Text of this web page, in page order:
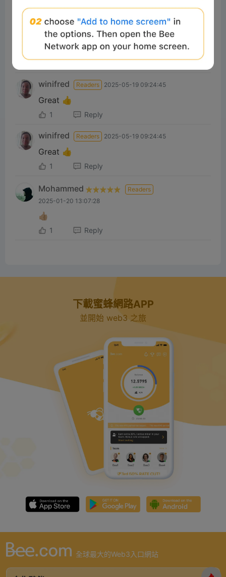
#sonnax Readers 2025-01-01 15:07:57
Good
1 Reply
winifred Readers 2025-05-19 09:24:45
Great 👍
1 Reply
winifred Readers 2025-05-19 09:24:45
Great 👍
1 Reply
Mohammed
Readers
2025-01-20 13:07:28
👍🏼
1 Reply
下載蜜蜂網路APP
並開始 web3 之旅
全球最大的Web3入口網站